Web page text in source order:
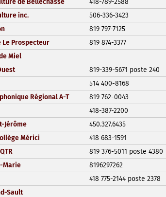
inc.
506-336-3423
819 797-7125
Prospecteur
819 874-3377
Miel
819-339-5671 poste 240
514 400-8168
Régional A-T
819 762-0043
418-387-2200
Jérôme
450.327.6435
Mérici
418 683-1591
819 376-5011 poste 4380
Marie
8196297262
418 775-2144 poste 2378
Sault